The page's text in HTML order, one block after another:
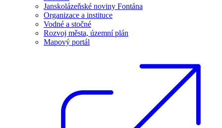
Janskolázeňské noviny Fontána
Organizace a instituce
Vodné a stočné
Rozvoj města, územní plán
Mapový portál